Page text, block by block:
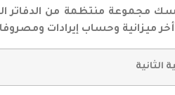
مجموعة منتظمة من الدفاتر
ميزانية وحساب إيرادات ومصروفات
الثانية